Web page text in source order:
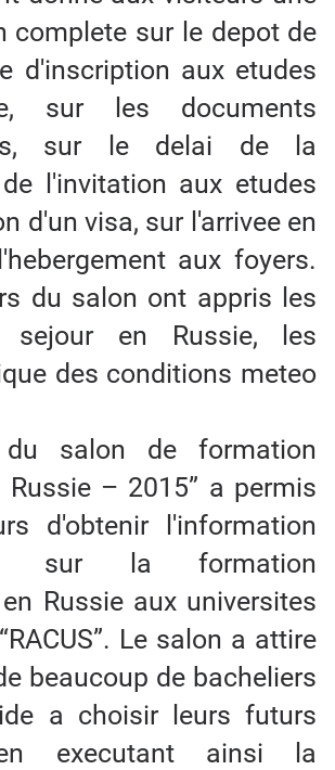
complete sur le depot de
d'inscription aux etudes
sur les documents
sur le delai de la
l'invitation aux etudes
d'un visa, sur l'arrivee en
aux foyers.
du salon ont appris les
sejour en Russie, les
des conditions meteo
salon de formation
Russie – 2015” a permis
d'obtenir l'information
sur la formation
Russie aux universites
Le salon a attire
beaucoup de bacheliers
a choisir leurs futurs
executant ainsi la